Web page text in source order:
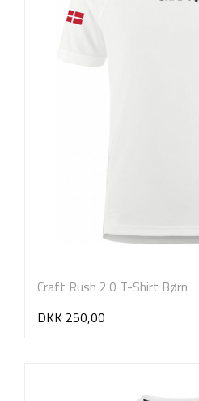
Craft Rush 2.0 T-Shirt Børn
DKK 250,00